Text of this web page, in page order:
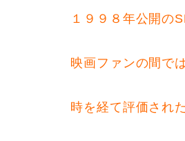
１９９８年公開の
映画ファンの間で
時を経て評価され